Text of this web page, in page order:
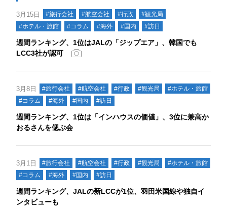
3月15日 #旅行会社 #航空会社 #行政
#観光局
#ホテル・旅館
#コラム #海外 #国内 #訪日
週間ランキング、1位はJALの「ジップエア」、韓国でも
LCC3社が認可
3月8日 #旅行会社 #航空会社 #行政 #観光局
#ホテル・旅館
#コラム
#海外 #国内 #訪日
週間ランキング、1位は「インハウスの価値」、3位に兼高か
おるさんを偲ぶ会
3月1日 #旅行会社 #航空会社 #行政 #観光局
#ホテル・旅館
#コラム
#海外 #国内 #訪日
週間ランキング、JALの新LCCが1位、羽田米国線や独自イ
ンタビューも